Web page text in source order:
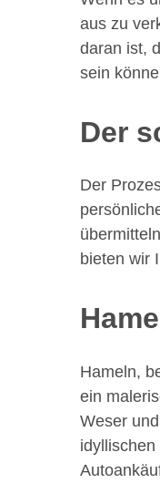
aus zu
daran ist,
sein
Der
Der
bieten wir
Hameln,
ein
Weser